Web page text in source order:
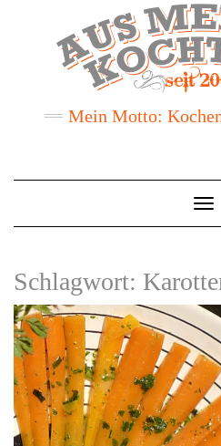
Mein Motto:
Schlagwort: